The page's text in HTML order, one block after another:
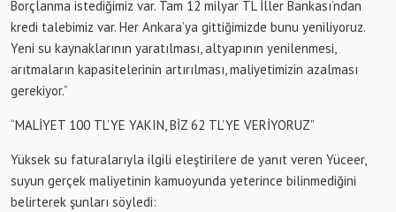
Borçlanma istediğimiz var. Tam 12 milyar TL İller Bankası’ndan
kredi talebimiz var. Her Ankara’ya gittiğimizde bunu yeniliyoruz.
Yeni su kaynaklarının yaratılması, altyapının yenilenmesi,
arıtmaların kapasitelerinin artırılması, maliyetimizin azalması
gerekiyor.”
“MALİYET 100 TL’YE YAKIN, BİZ 62 TL’YE VERİYORUZ”
Yüksek su faturalarıyla ilgili eleştirilere de yanıt veren Yüceer,
suyun gerçek maliyetinin kamuoyunda yeterince bilinmediğini
belirterek şunları söyledi: